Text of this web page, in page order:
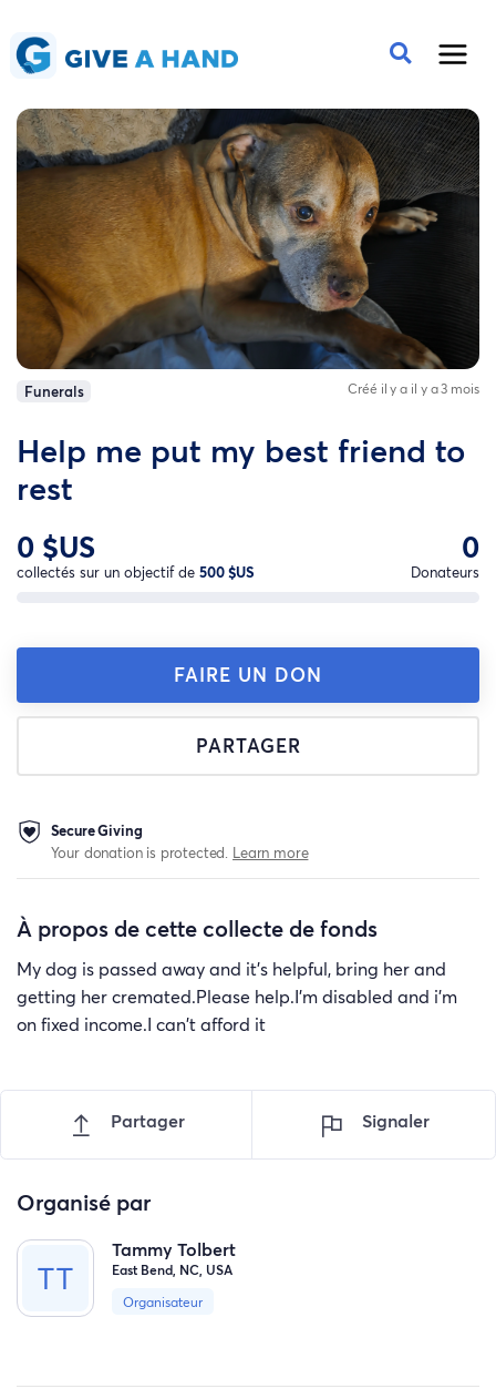
Funerals Créé il y a il y a 3 mois
Help me put my best friend to
rest
0 $US
collectés sur un objectif de 500 $US
0
Donateurs
FAIRE UN DON
PARTAGER
Secure Giving
Your donation is protected. Learn more
À propos de cette collecte de fonds
My dog is passed away and it's helpful, bring her and
getting her cremated.Please help.I'm disabled and i'm
on fixed income.I can't afford it
Partager Signaler
Organisé par
Tammy Tolbert
East Bend, NC, USA
Organisateur